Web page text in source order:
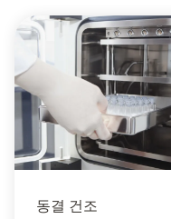
동결 건조